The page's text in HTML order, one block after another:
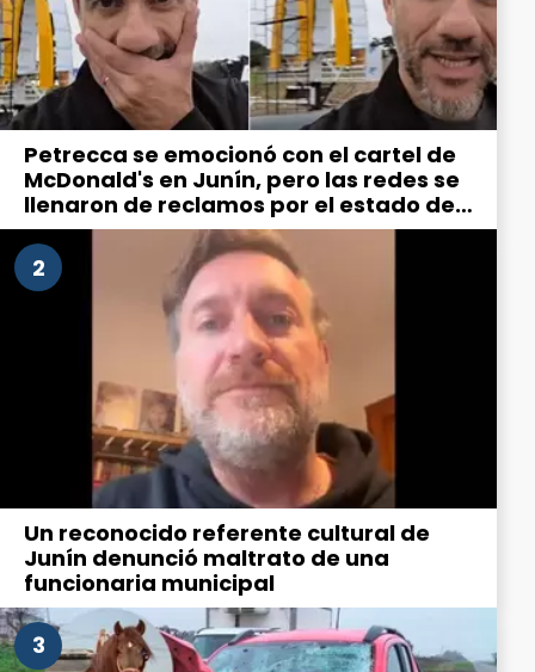
Petrecca se emocionó con el cartel de
McDonald's en Junín, pero las redes se
llenaron de reclamos por el estado de
la ciudad
2
Un reconocido referente cultural de
Junín denunció maltrato de una
funcionaria municipal
3